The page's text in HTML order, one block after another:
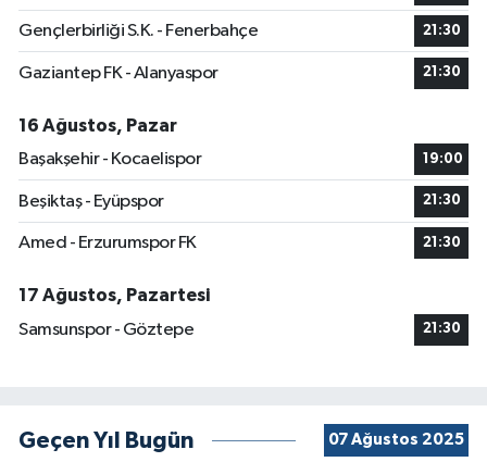
Gençlerbirliği S.K. - Fenerbahçe 21:30
Gaziantep FK - Alanyaspor 21:30
16 Ağustos, Pazar
Başakşehir - Kocaelispor
19:00
Beşiktaş - Eyüpspor 21:30
Amed - Erzurumspor FK 21:30
17 Ağustos, Pazartesi
Samsunspor - Göztepe
21:30
Geçen Yıl Bugün 07 Ağustos 2025